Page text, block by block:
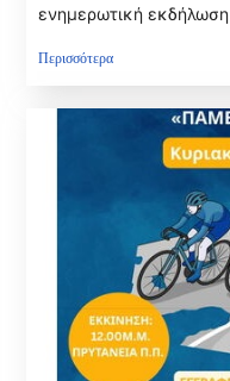
ενημερωτική εκδήλωση
Περισσότερα